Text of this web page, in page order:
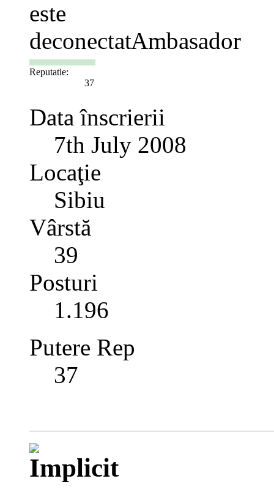
Ambasador
Reputatie:
37
Data înscrierii
7th July 2008
Locaţie
Sibiu
Vârstă
39
Posturi
1.196
Putere Rep
37